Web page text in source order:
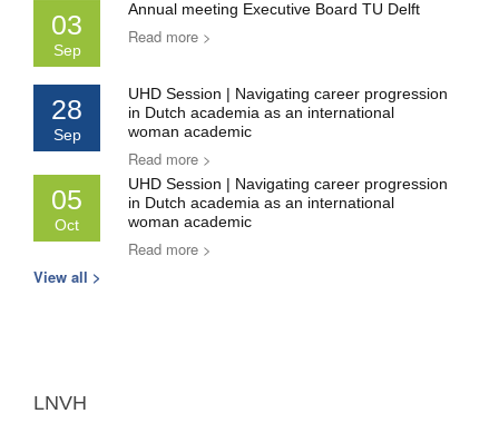
03
Sep
Annual meeting Executive Board TU Delft
Read more >
28
Sep
UHD Session | Navigating career progression
in Dutch academia as an international
woman academic
Read more >
05
Oct
UHD Session | Navigating career progression
in Dutch academia as an international
woman academic
Read more >
View all >
LNVH